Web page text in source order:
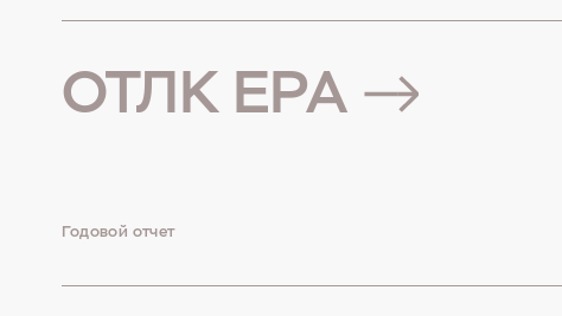
ОТЛК ЕРА
Годовой отчет